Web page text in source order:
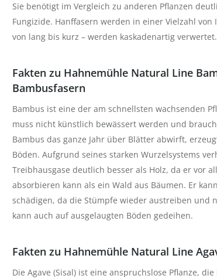
Sie benötigt im Vergleich zu anderen Pflanzen
Fungizide. Hanffasern werden in einer Vielzahl
von lang bis kurz – werden kaskadenartig
Fakten zu Hahnemühle Natural Line
Bambusfasern
Bambus ist eine der am schnellsten wachsenden
muss nicht künstlich bewässert werden und
Bambus das ganze Jahr über Blätter abwirft,
Böden. Aufgrund seines starken Wurzelsystems
Treibhausgase deutlich besser als Holz, da er vor
absorbieren kann als ein Wald aus Bäumen. Er
schädigen, da die Stümpfe wieder austreiben und
kann auch auf ausgelaugten Böden gedeihen.
Fakten zu Hahnemühle Natural Line
Die Agave (Sisal) ist eine anspruchslose Pflanze,